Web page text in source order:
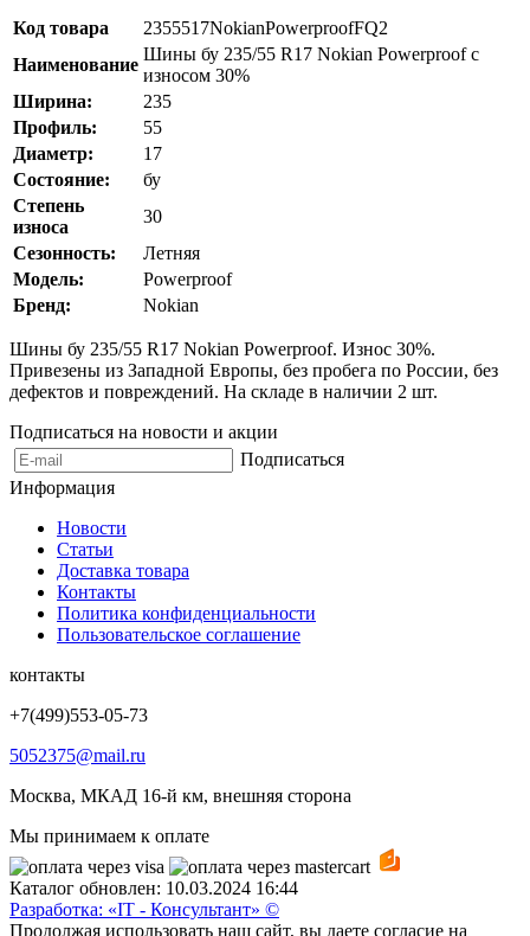
Код товара
2355517NokianPowerproofFQ2
Наименование
Шины бу 235/55 R17 Nokian Powerproof с
износом 30%
Ширина:
235
Профиль:
55
Диаметр:
17
Состояние:
бу
Степень
износа
30
Сезонность:
Летняя
Модель:
Powerproof
Бренд:
Nokian
Шины бу 235/55 R17 Nokian Powerproof. Износ 30%.
Привезены из Западной Европы, без пробега по России, без
дефектов и повреждений. На складе в наличии 2 шт.
Подписаться на новости и акции
Подписаться
Информация
Новости
Статьи
Доставка товара
Контакты
Политика конфиденциальности
Пользовательское соглашение
контакты
+7(499)553-05-73
5052375@mail.ru
Москва, МКАД 16-й км, внешняя сторона
Мы принимаем к оплате
Каталог обновлен: 10.03.2024 16:44
Разработка: «IT - Консультант» ©
Продолжая использовать наш сайт, вы даете согласие на